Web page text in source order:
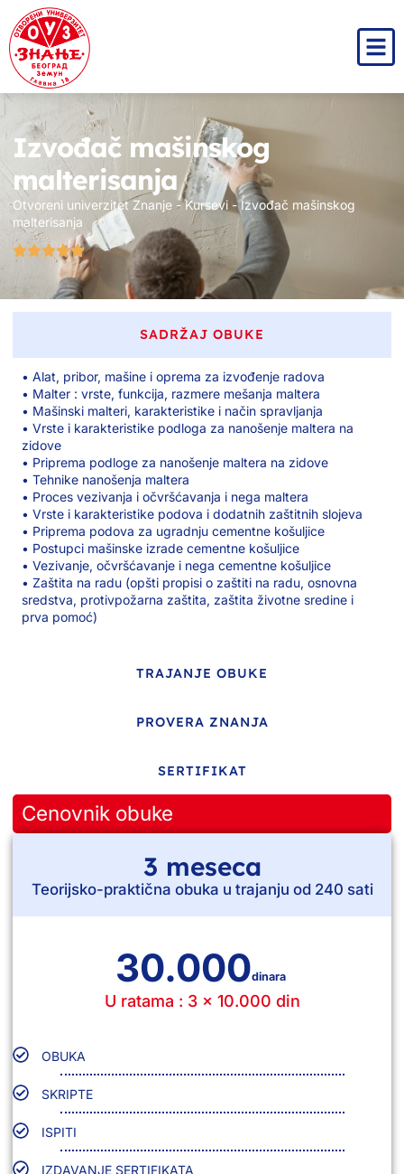
Izvođač mašinskog
malterisanja
Otvoreni univerzitet Znanje -Kursevi -Izvođač mašinskog
malterisanja
SADRŽAJ OBUKE
TRAJANJE OBUKE
PROVERA ZNANJA
SERTIFIKAT
• Alat, pribor, mašine i oprema za izvođenje radova
• Malter : vrste, funkcija, razmere mešanja maltera
• Mašinski malteri, karakteristike i način spravljanja
• Vrste i karakteristike podloga za nanošenje maltera na
zidove
• Priprema podloge za nanošenje maltera na zidove
• Tehnike nanošenja maltera
• Proces vezivanja i očvršćavanja i nega maltera
• Vrste i karakteristike podova i dodatnih zaštitnih slojeva
• Priprema podova za ugradnju cementne košuljice
• Postupci mašinske izrade cementne košuljice
• Vezivanje, očvršćavanje i nega cementne košuljice
• Zaštita na radu (opšti propisi o zaštiti na radu, osnovna
sredstva, protivpožarna zaštita, zaštita životne sredine i
prva pomoć)
Cenovnik obuke
3 meseca
Teorijsko-praktična obuka u trajanju od 240 sati
30.000dinara
U ratama : 3 x 10.000 din
OBUKA
SKRIPTE
ISPITI
IZDAVANJE SERTIFIKATA